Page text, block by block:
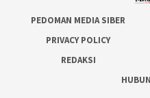
PEDOMAN MEDIA SIBER
PRIVACY POLICY
REDAKSI